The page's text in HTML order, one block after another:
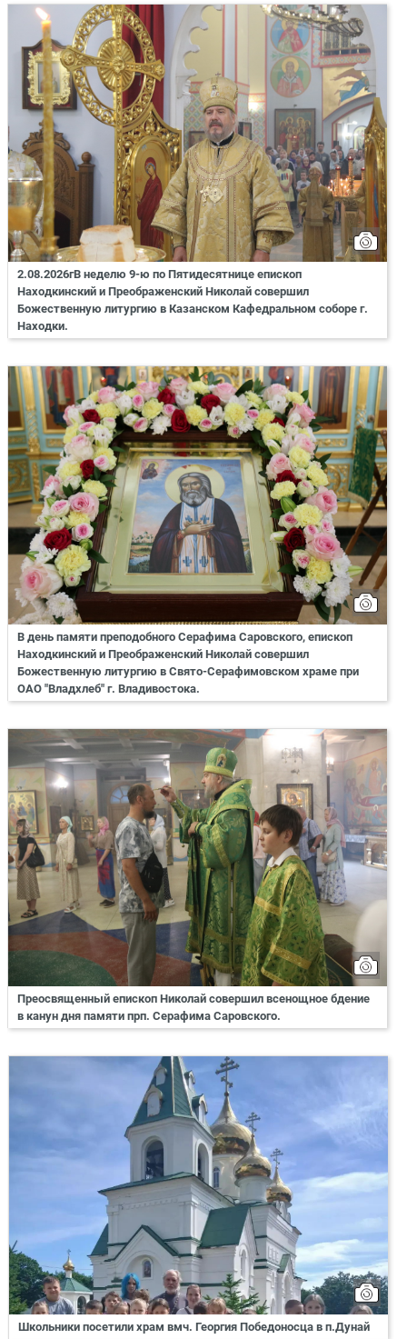
2.08.2026гВ неделю 9-ю по Пятидесятнице епископ
Находкинский и Преображенский Николай совершил
Божественную литургию в Казанском Кафедральном соборе г.
Находки.
В день памяти преподобного Серафима Саровского, епископ
Находкинский и Преображенский Николай совершил
Божественную литургию в Свято-Серафимовском храме при
ОАО "Владхлеб" г. Владивостока.
Преосвященный епископ Николай совершил всенощное бдение
в канун дня памяти прп. Серафима Саровского.
Школьники посетили храм вмч. Георгия Победоносца в п.Дунай